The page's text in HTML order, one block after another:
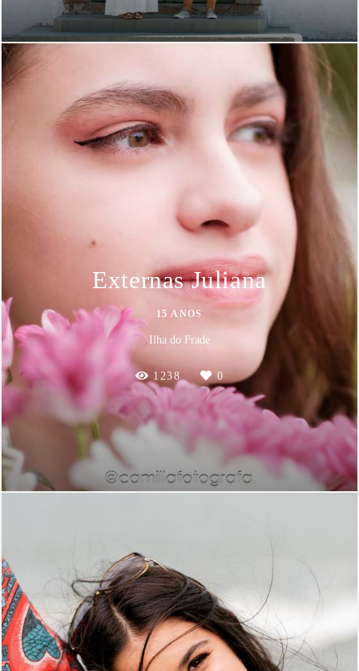
Externas Juliana
15 ANOS
Ilha do Frade
1238 0